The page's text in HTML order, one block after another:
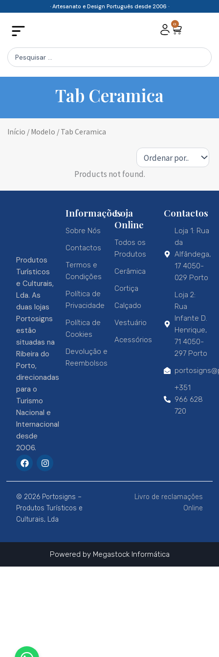
content
· Artesanato e Design Português desde 2006 ·
0
Cart
Search
...
Tab Ceramica
Início / Modelo / Tab Ceramica
Products not found.
Produtos
Turísticos
e Culturais,
Lda. As
duas lojas
Portosigns
estão
situadas na
Ribeira do
Porto,
direcionadas
para o
Turismo
Nacional e
Internacional
desde
2006.
F
a
e
b
o
o
k
I
n
t
a
g
r
a
m
Informações
Sobre Nós
Contactos
Termos e
Condições
Política de
Privacidade
Política de
Cookies
Devolução e
Reembolsos
Loja
Online
Todos os
Produtos
Cerâmica
Cortiça
Calçado
Vestuário
Acessórios
Contactos
Loja 1: Rua
da
Alfândega,
17 4050-
029 Porto
Loja 2:
Rua
Infante D.
Henrique,
71 4050-
297 Porto
+351
966 628
720
© 2026 Portosigns –
Produtos Turísticos e
Culturais, Lda
Livro de reclamações
Online
Powered by Megastock Informática